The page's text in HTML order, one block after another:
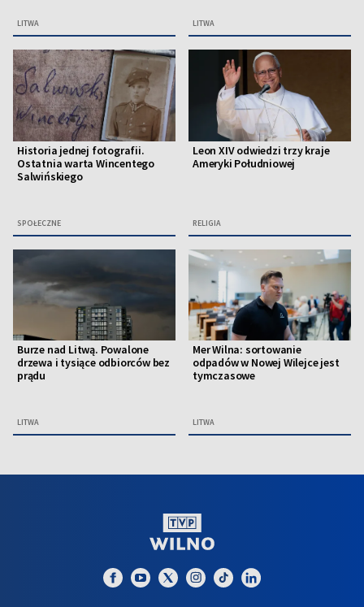
LITWA LITWA
Historia jednej fotografii.
Ostatnia warta Wincentego
Salwińskiego
SPOŁECZNE
Leon XIV odwiedzi trzy kraje
Ameryki Południowej
RELIGIA
Burze nad Litwą. Powalone
drzewa i tysiące odbiorców bez
prądu
LITWA
Mer Wilna: sortowanie
odpadów w Nowej Wilejce jest
tymczasowe
LITWA